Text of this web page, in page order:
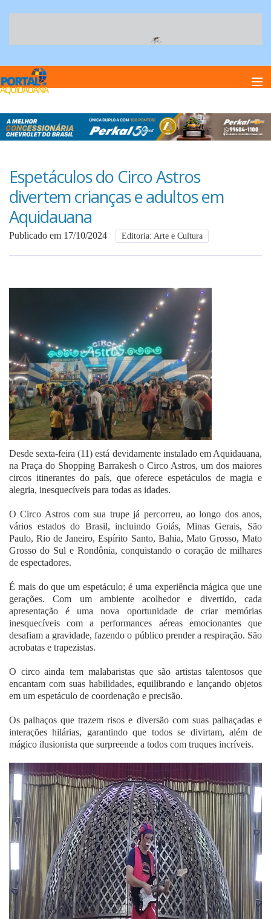
Home
Anuncie
Anuncie
Espetáculos do Circo Astros
divertem crianças e adultos em
Aquidauana
Publicado em 17/10/2024 Editoria: Arte e Cultura
Desde sexta-feira (11) está devidamente instalado em Aquidauana,
na Praça do Shopping Barrakesh o Circo Astros, um dos maiores
circos itinerantes do país, que oferece espetáculos de magia e
alegria, inesquecíveis para todas as idades.
O Circo Astros com sua trupe já percorreu, ao longo dos anos,
vários estados do Brasil, incluindo Goiás, Minas Gerais, São
Paulo, Rio de Janeiro, Espírito Santo, Bahia, Mato Grosso, Mato
Grosso do Sul e Rondônia, conquistando o coração de milhares
de espectadores.
É mais do que um espetáculo; é uma experiência mágica que une
gerações. Com um ambiente acolhedor e divertido, cada
apresentação é uma nova oportunidade de criar memórias
inesquecíveis com a performances aéreas emocionantes que
desafiam a gravidade, fazendo o público prender a respiração. São
acrobatas e trapezistas.
O circo ainda tem malabaristas que são artistas talentosos que
encantam com suas habilidades, equilibrando e lançando objetos
em um espetáculo de coordenação e precisão.
Os palhaços que trazem risos e diversão com suas palhaçadas e
interações hilárias, garantindo que todos se divirtam, além de
mágico ilusionista que surpreende a todos com truques incríveis.